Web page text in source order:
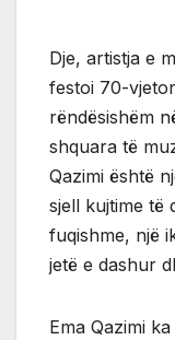
Dje, artistja e
festoi 70-
rëndësishëm
shquara të
Qazimi është
sjell kujtime të
fuqishme, një
jetë e dashur
Ema Qazimi